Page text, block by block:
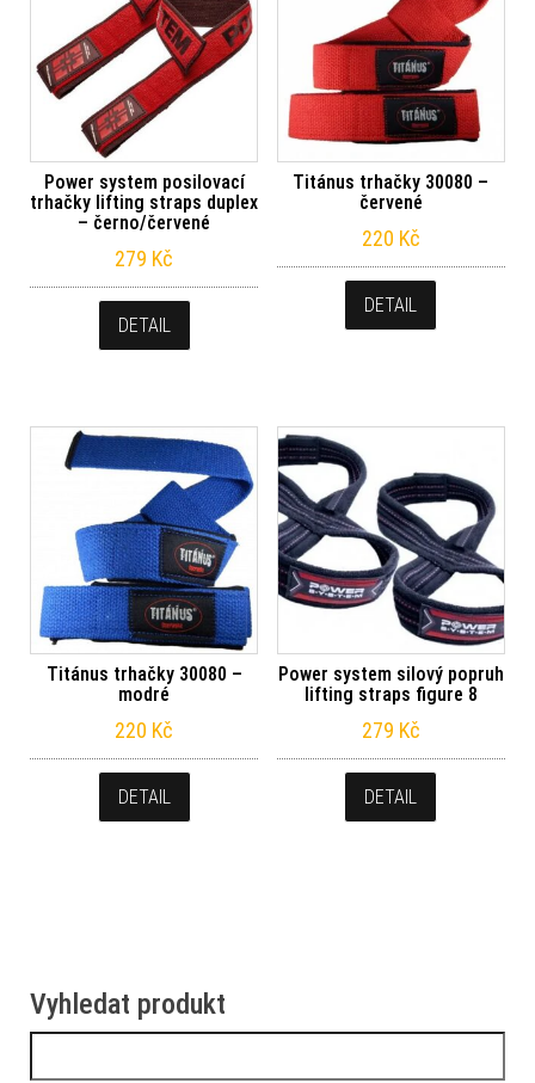
Power system posilovací
trhačky lifting straps duplex
– černo/červené
279 Kč
DETAIL
Titánus trhačky 30080 –
červené
220 Kč
DETAIL
Titánus trhačky 30080 –
modré
220 Kč
DETAIL
Power system silový popruh
lifting straps figure 8
279 Kč
DETAIL
Vyhledat produkt